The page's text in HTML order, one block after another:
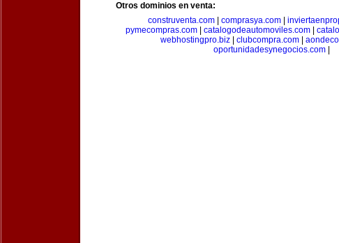
Otros dominios en venta:
construventa.com| comprasya.com|
pymecompras.com| catalogodeautomoviles.com|
webhostingpro.biz| clubcompra.com|
oportunidadesynegocios.com|